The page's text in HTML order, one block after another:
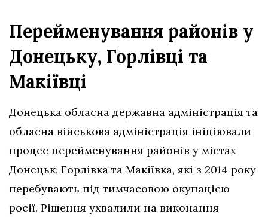
Перейменування районів у
Донецьку, Горлівці та
Макіївці
Донецька обласна державна адміністрація та
обласна військова адміністрація ініціювали
процес перейменування районів у містах
Донецьк, Горлівка та Макіївка, які з 2014 року
перебувають під тимчасовою окупацією
росії. Рішення ухвалили на виконання